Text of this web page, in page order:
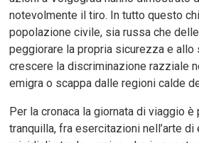
notevolmente il tiro. In tutto questo
popolazione civile, sia russa che
peggiorare la propria sicurezza e
crescere la discriminazione razziale
emigra o scappa dalle regioni calde
Per la cronaca la giornata di viaggio
tranquilla, fra esercitazioni nell’arte